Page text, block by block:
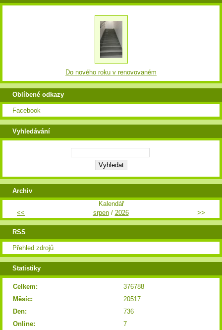
Do nového roku v renovovaném
Oblíbené odkazy
Facebook
Vyhledávání
Archiv
Kalendář
<<
srpen/ 2026 >>
RSS
Přehled zdrojů
Statistiky
Online: 7
Celkem:
376788
Měsíc:
20517
Den:
736